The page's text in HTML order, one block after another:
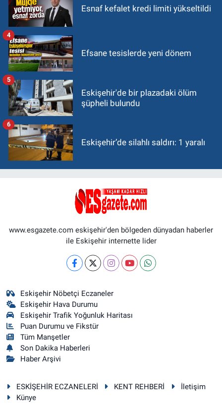
Esnaf kefalet kredi limiti yükseltildi
Efsane tesislerde yeni dönem
4
Eskişehir'de bir plazadaki ölüm
şüpheli bulundu
5
Eskişehir’de silahlı saldırı: 1 yaralı
6
www.esgazete.com eskişehir'den bölgeden dünyadan haberler
ile Eskişehir internette lider
Eskişehir Nöbetçi Eczaneler
Eskişehir Hava Durumu
Eskişehir Trafik Yoğunluk Haritası
Puan Durumu ve Fikstür
Tüm Manşetler
Son Dakika Haberleri
Haber Arşivi
ESKİŞEHİR ECZANELERİ KENT REHBERİ
İletişim
Künye